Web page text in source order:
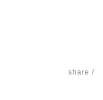
share /